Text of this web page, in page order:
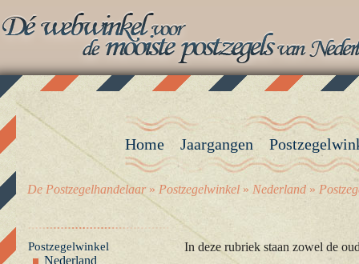
Postzegelwinkel
Nederland
In deze rubriek staan zowel de
Home Jaargangen
De Postzegelhandelaar» Postzegelwinkel » Nederland »